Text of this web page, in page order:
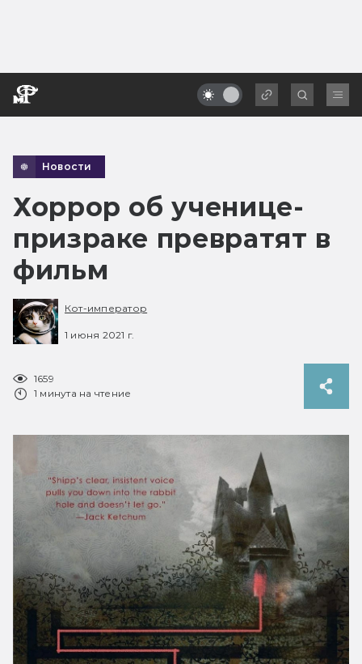
Новости
Хоррор об ученице-
призраке превратят в
фильм
Кот-император
1 июня 2021 г.
1659
1 минута на чтение